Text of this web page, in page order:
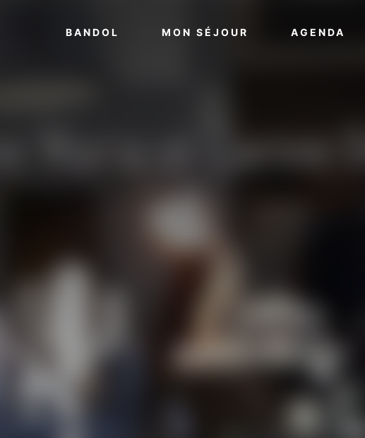
BANDOL VOIR PLUSMON SÉJOUR VOIR PLUSAGENDA